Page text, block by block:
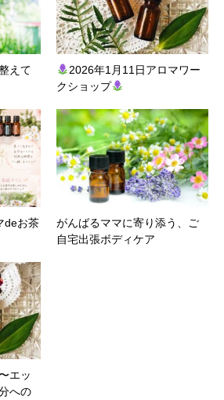
えて
2026年1月11日アロマワー
クショップ
deお茶
がんばるママに寄り添う、ご
自宅出張ボディケア
エッ
への